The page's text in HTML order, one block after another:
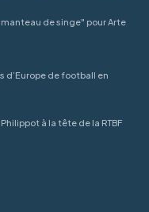
de singe" pour Arte
d’Europe de football en
à la tête de la RTBF